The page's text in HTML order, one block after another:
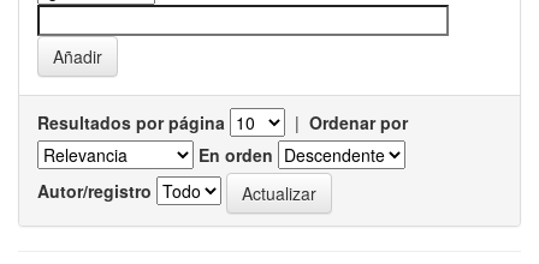
Resultados por página | Ordenar por
En orden
Autor/registro